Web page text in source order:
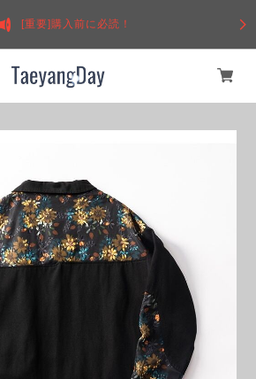
[重要]購入前に必読！